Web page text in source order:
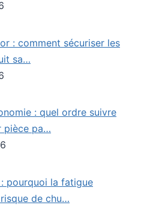
: comment sécuriser les
sa…
: quel ordre suivre
pièce pa…
pourquoi la fatigue
de chu…